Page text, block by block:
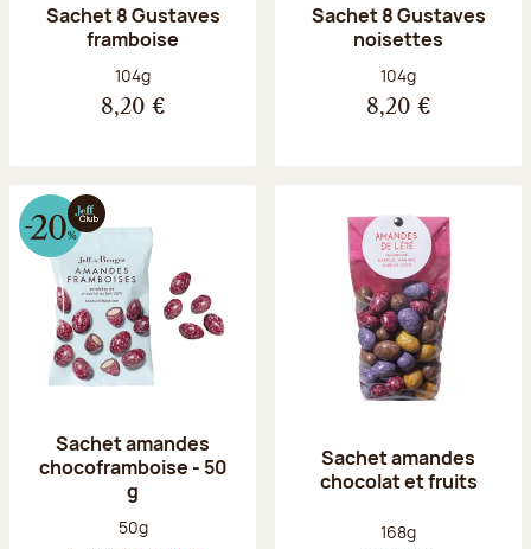
Sachet 8 Gustaves
framboise
Poids net :
104g
8,20 €
Sachet 8 Gustaves
noisettes
Poids net :
104g
8,20 €
Sachet amandes
chocoframboise - 50
g
Poids net :
50g
Sachet amandes
chocolat et fruits
Poids net :
168g